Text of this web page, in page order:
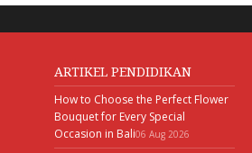
ARTIKEL PENDIDIKAN
How to Choose the Perfect Flower
Bouquet for Every Special
Occasion in Bali06 Aug 2026